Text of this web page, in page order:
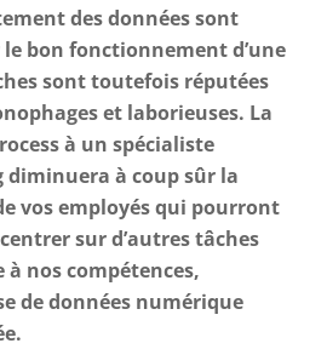
des données sont
bon fonctionnement d’une
sont toutefois réputées
et laborieuses. La
à un spécialiste
diminuera à coup sûr la
vos employés qui pourront
sur d’autres tâches
à nos compétences,
de données numérique